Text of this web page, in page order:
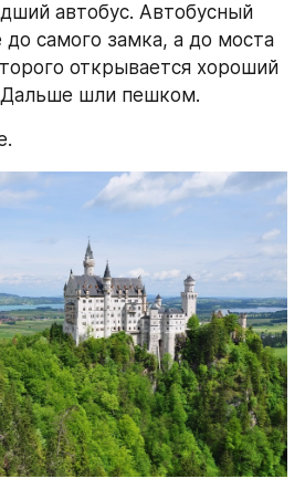
автобус. Автобусный
самого замка, а до моста
открывается хороший
Дальше шли пешком.